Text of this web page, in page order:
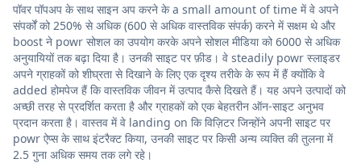
पॉवर पॉपअप के साथ साइन अप करने के a small amount of time में वे अपने
संपर्कों को 250% से अधिक (600 से अधिक वास्तविक संपर्क) करने में सक्षम थे और
boost ने powr सोशल का उपयोग करके अपने सोशल मीडिया को 6000 से अधिक
अनुयायियों तक बढ़ा दिया है। उनकी साइट पर फ़ीड। वे steadily powr स्लाइडर
अपने ग्राहकों को शीघ्रता से दिखाने के लिए एक दृश्य तरीके के रूप में हैं क्योंकि वे
added होमपेज हैं कि वास्तविक जीवन में उत्पाद कैसे दिखते हैं। यह अपने उत्पादों को
अच्छी तरह से प्रदर्शित करता है और ग्राहकों को एक बेहतरीन ऑन-साइट अनुभव
प्रदान करता है। वास्तव में वे landing on कि विज़िटर जिन्होंने अपनी साइट पर
powr ऐप्स के साथ इंटरैक्ट किया, उनकी साइट पर किसी अन्य व्यक्ति की तुलना में
2.5 गुना अधिक समय तक लगे रहे।